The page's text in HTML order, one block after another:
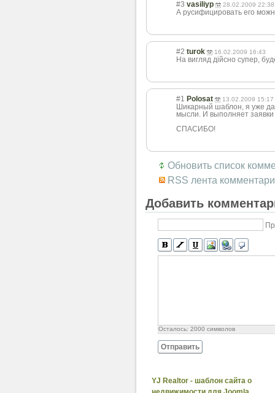
#3 vasiliyp 28.02.2009 22:38
А русифицировать его
#2 turok 16.02.2009 16:43
На вигляд дійсно супер,
#1 Polosat 13.02.2009 15:17
Шикарный шаблон, я уже
мысли. И выполняет заявки
СПАСИБО!
Обновить список
RSS лента
Добавить
Осталось: 2000 символов
Отправить
YJ Realtor - шаблон сайта о